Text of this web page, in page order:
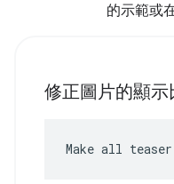
的示範或
修正圖片的顯示
Make all